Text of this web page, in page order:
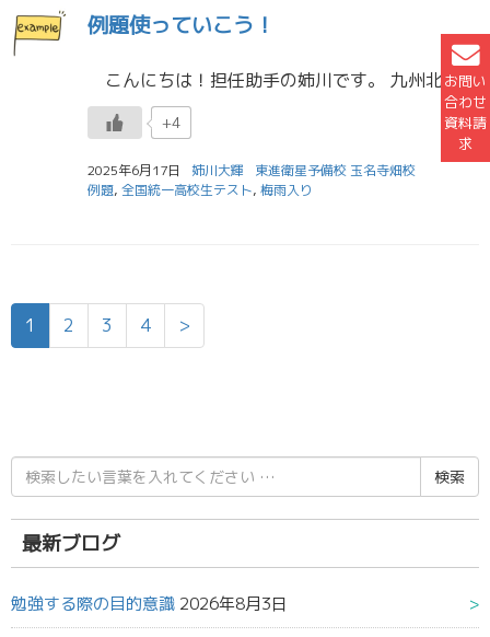
お問い
合わせ
資料請
求
例題使っていこう！
こんにちは！担任助手の姉川です。 九州北部と四国の梅雨入りが発表されましたね。 熊本は日曜日から雨が続いており、私は外出しようとしてもなかなかやる気が出ず、出発が遅れるような日々が続いています...。 天気が悪いときは […]
+4
2025年6月17日 姉川大輝
東進衛星予備校 玉名寺畑校
例題, 全国統一高校生テスト, 梅雨入り
1 2 3 4 >
検
索
結
果:
最新ブログ
勉強する際の目的意識 2026年8月3日